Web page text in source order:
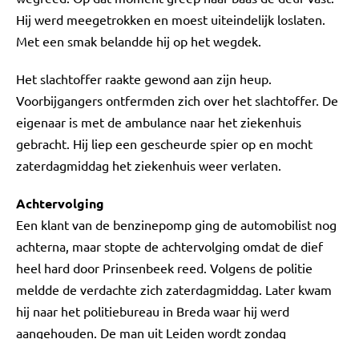
Hij werd meegetrokken en moest uiteindelijk loslaten.
Met een smak belandde hij op het wegdek.
Het slachtoffer raakte gewond aan zijn heup.
Voorbijgangers ontfermden zich over het slachtoffer. De
eigenaar is met de ambulance naar het ziekenhuis
gebracht. Hij liep een gescheurde spier op en mocht
zaterdagmiddag het ziekenhuis weer verlaten.
Achtervolging
Een klant van de benzinepomp ging de automobilist nog
achterna, maar stopte de achtervolging omdat de dief
heel hard door Prinsenbeek reed. Volgens de politie
meldde de verdachte zich zaterdagmiddag. Later kwam
hij naar het politiebureau in Breda waar hij werd
aangehouden. De man uit Leiden wordt zondag